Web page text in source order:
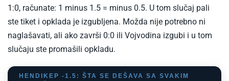
1:0, računate: 1 minus 1.5 = minus 0.5. U tom slučaj pali
ste tiket i opklada je izgubljena. Možda nije potrebno ni
naglašavati, ali ako završi 0:0 ili Vojvodina izgubi i u tom
slučaju ste promašili opkladu.
HENDIKEP -1.5: ŠTA SE DEŠAVA SA SVAKIM